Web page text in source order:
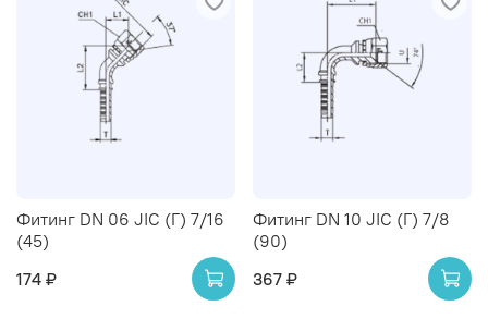
Фитинг DN 06 JIC (Г) 7/16
(45)
174 ₽
Фитинг DN 10 JIC (Г) 7/8
(90)
367 ₽